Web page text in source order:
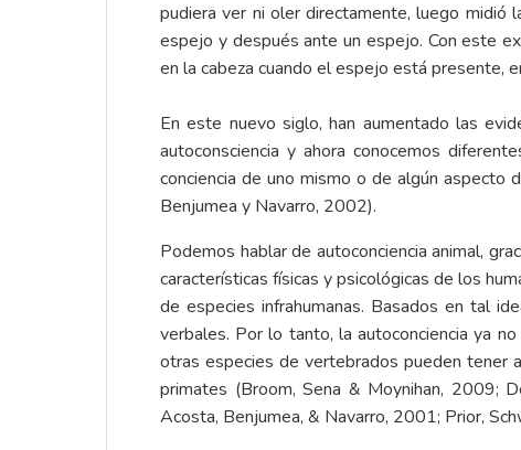
pudiera ver ni oler directamente, luego midió
espejo y después ante un espejo. Con este
en la cabeza cuando el espejo está presente,
En este nuevo siglo, han aumentado las
autoconsciencia y ahora conocemos
conciencia de uno mismo o de algún aspecto
Benjumea y Navarro, 2002).
Podemos hablar de autoconciencia animal,
características físicas y psicológicas de los
de especies infrahumanas. Basados en tal
verbales. Por lo tanto, la autoconciencia ya
otras especies de vertebrados pueden tener
primates (Broom, Sena & Moynihan, 2009;
Acosta, Benjumea, & Navarro, 2001; Prior,